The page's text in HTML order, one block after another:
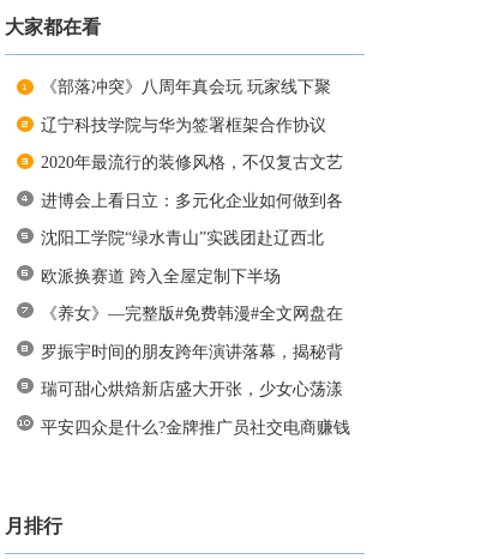
大家都在看
《部落冲突》八周年真会玩 玩家线下聚
辽宁科技学院与华为签署框架合作协议
2020年最流行的装修风格，不仅复古文艺
进博会上看日立：多元化企业如何做到各
沈阳工学院“绿水青山”实践团赴辽西北
欧派换赛道 跨入全屋定制下半场
《养女》—完整版#免费韩漫#全文网盘在
罗振宇时间的朋友跨年演讲落幕，揭秘背
瑞可甜心烘焙新店盛大开张，少女心荡漾
平安四众是什么?金牌推广员社交电商赚钱
月排行